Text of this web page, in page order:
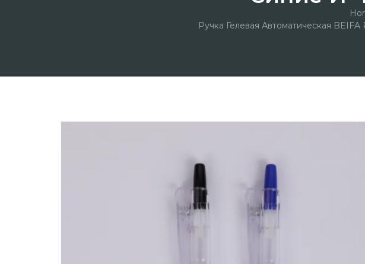
Ручка Гелевая Автоматическая